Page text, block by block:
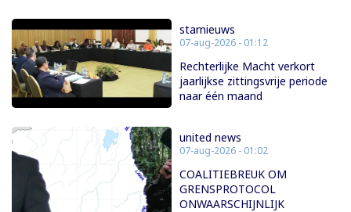
starnieuws
07-aug-2026 - 01:12
Rechterlijke Macht verkort
jaarlijkse zittingsvrije periode
naar één maand
united news
07-aug-2026 - 01:02
COALITIEBREUK OM
GRENSPROTOCOL
ONWAARSCHIJNLIJK